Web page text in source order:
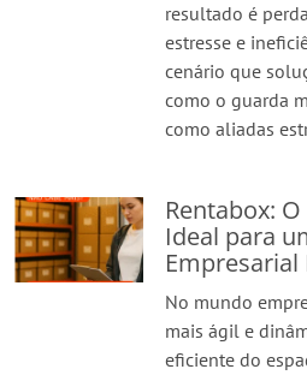
resultado é
estresse e
cenário que
como o guarda
como aliadas
Rentabox:
Ideal para
Empresarial
No mundo
mais ágil e
eficiente do